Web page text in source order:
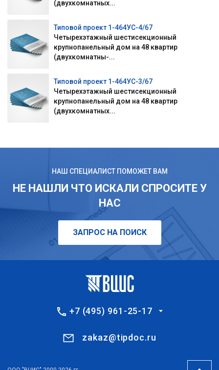
(двухкомнатных...
Типовой проект 1-464УС-4/67
Четырехэтажный шестисекционный
крупнопанельный дом на 48 квартир
(двухкомнатны-...
Типовой проект 1-464УС-3/67
Четырехэтажный шестисекционный
крупнопанельный дом на 48 квартир
(двухкомнатных...
НАШ СПЕЦИАЛИСТ ПОМОЖЕТ ВАМ
НЕ НАШЛИ ЧТО ИСКАЛИ СПРОСИТЕ У
НАС
ЗАПРОС НА ПОИСК
+7 (495) 961-25-17
zakaz@tipdoc.ru